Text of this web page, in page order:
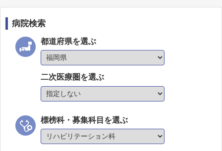
病院検索
都道府県を選ぶ
二次医療圏を選ぶ
標榜科・募集科目を選ぶ